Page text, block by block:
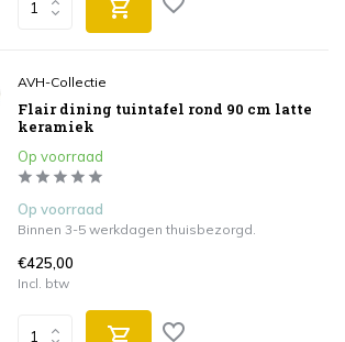
AVH-Collectie
Flair dining tuintafel rond 90 cm latte
keramiek
Op voorraad
Op voorraad
Binnen 3-5 werkdagen thuisbezorgd.
€425,00
Incl. btw